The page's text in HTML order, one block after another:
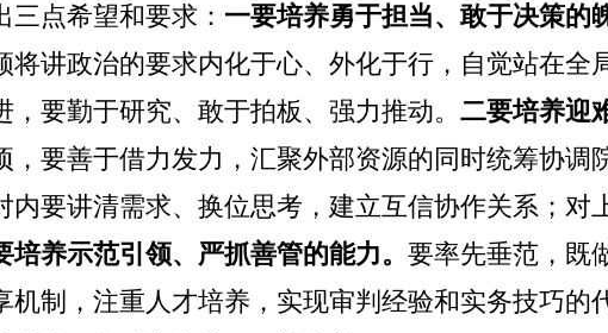
点希望和要求： 一要培养勇于担当、敢于决策的
讲政治的要求内化于心、外化于行，自觉站在全
要勤于研究、敢于拍板、强力推动。 二要培养迎
，要善于借力发力，汇聚外部资源的同时统筹协调
要讲清需求、换位思考，建立互信协作关系；对
培养示范引领、严抓善管的能力。 要率先垂范，既
制，注重人才培养，实现审判经验和实务技巧的